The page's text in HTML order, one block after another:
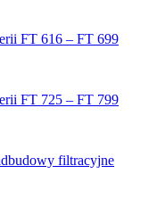
FT 616 – FT 699
FT 725 – FT 799
filtracyjne